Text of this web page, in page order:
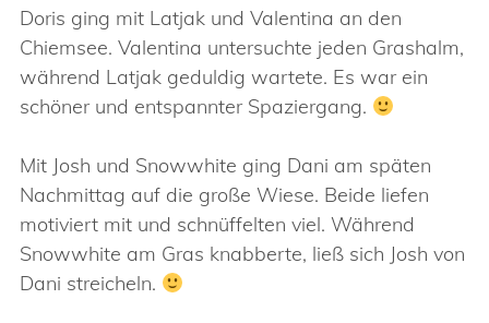
Doris ging mit Latjak und Valentina an den
Chiemsee. Valentina untersuchte jeden Grashalm,
während Latjak geduldig wartete. Es war ein
schöner und entspannter Spaziergang.
Mit Josh und Snowwhite ging Dani am späten
Nachmittag auf die große Wiese. Beide liefen
motiviert mit und schnüffelten viel. Während
Snowwhite am Gras knabberte, ließ sich Josh von
Dani streicheln.